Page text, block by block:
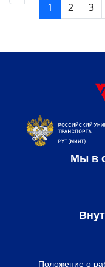
1 2 3
Мы в
Положение о